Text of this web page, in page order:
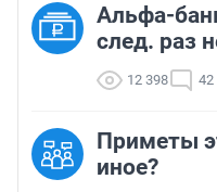
Альфа-
след. раз
12 398 42
Приметы
иное?